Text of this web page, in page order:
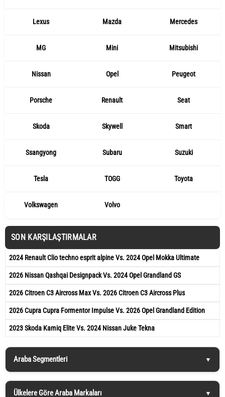
Lexus Mazda Mercedes
MG Mini Mitsubishi
Nissan Opel Peugeot
Porsche Renault Seat
Skoda Skywell Smart
Ssangyong Subaru Suzuki
Tesla TOGG Toyota
Volkswagen Volvo
SON KARŞILAŞTIRMALAR
2024 Renault Clio techno esprit alpine Vs. 2024 Opel Mokka Ultimate
2026 Nissan Qashqai Designpack Vs. 2024 Opel Grandland GS
2026 Citroen C3 Aircross Max Vs. 2026 Citroen C3 Aircross Plus
2026 Cupra Cupra Formentor Impulse Vs. 2026 Opel Grandland Edition
2023 Skoda Kamiq Elite Vs. 2024 Nissan Juke Tekna
Araba Segmentleri
Ülkelere Göre Araba Markaları